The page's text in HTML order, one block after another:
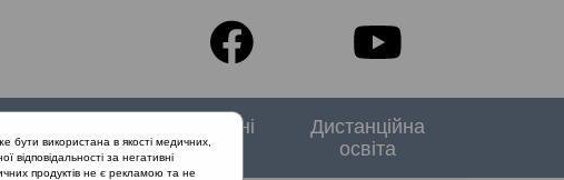
Спеціальні
випуски
Дистанційна
освіта
використана в якості медичних,
за негативні
продуктів не є рекламою та не